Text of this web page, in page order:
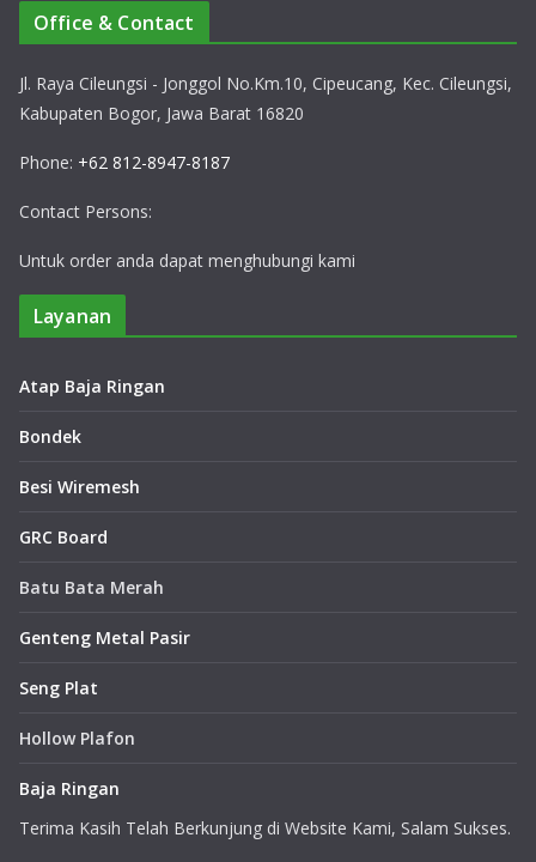
Office & Contact
Jl. Raya Cileungsi - Jonggol No.Km.10, Cipeucang, Kec. Cileungsi,
Kabupaten Bogor, Jawa Barat 16820
Phone: +62 812-8947-8187
Contact Persons:
Untuk order anda dapat menghubungi kami
Layanan
Atap Baja Ringan
Bondek
Besi Wiremesh
GRC Board
Batu Bata Merah
Genteng Metal Pasir
Seng Plat
Hollow Plafon
Baja Ringan
Terima Kasih Telah Berkunjung di Website Kami, Salam Sukses.